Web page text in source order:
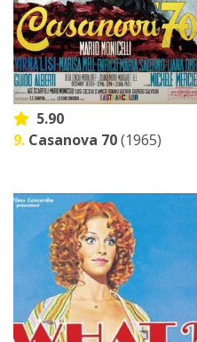
5.90
9. Casanova 70(1965)